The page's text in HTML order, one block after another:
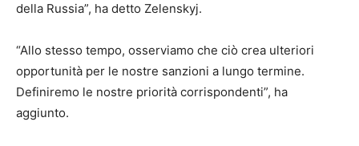
della Russia”, ha detto Zelenskyj.
“Allo stesso tempo, osserviamo che ciò crea ulteriori
opportunità per le nostre sanzioni a lungo termine.
Definiremo le nostre priorità corrispondenti”, ha
aggiunto.